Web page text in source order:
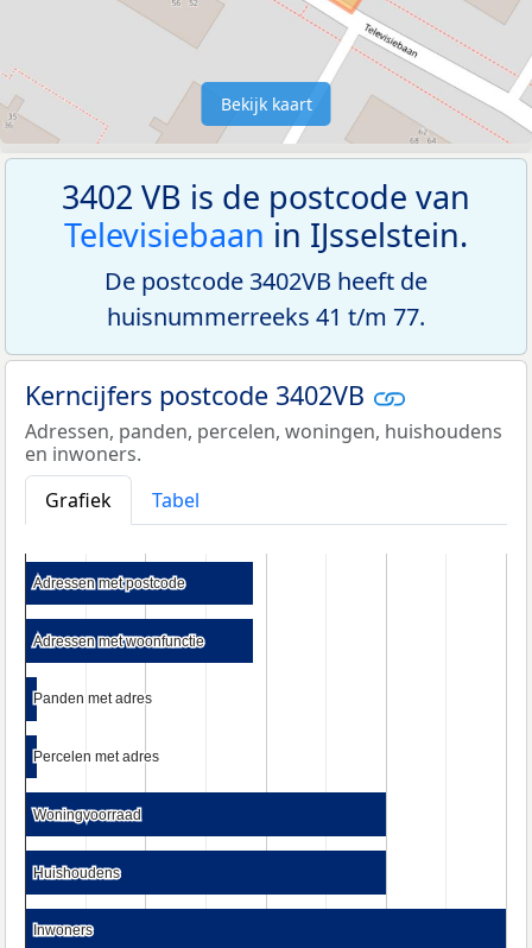
Bekijk kaart
3402 VB is de postcode van
Televisiebaan in IJsselstein.
De postcode 3402VB heeft de
huisnummerreeks 41 t/m 77.
Kerncijfers postcode 3402VB
Adressen, panden, percelen, woningen, huishoudens
en inwoners.
Grafiek
Tabel
Adressen met postcode
Adressen met postcode
Adressen met woonfunctie
Adressen met woonfunctie
Panden met adres
Panden met adres
Percelen met adres
Percelen met adres
Woningvoorraad
Woningvoorraad
Huishoudens
Huishoudens
Inwoners
Inwoners